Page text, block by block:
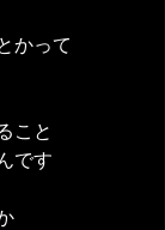
かって
こと
です